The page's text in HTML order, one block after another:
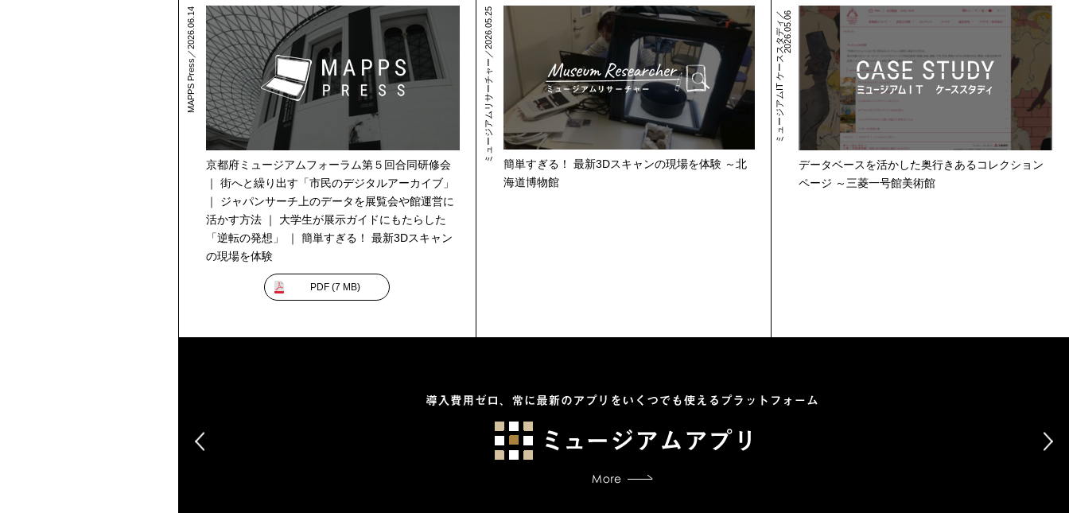
MAPPS Press／2026.06.14
京都府ミュージアムフォーラム第５回合同研修会
｜ 街へと繰り出す「市民のデジタルアーカイブ」
｜ ジャパンサーチ上のデータを展覧会や館運営に
活かす方法 ｜ 大学生が展示ガイドにもたらした
「逆転の発想」 ｜ 簡単すぎる！ 最新3Dスキャン
の現場を体験
PDF (7 MB)
ミュージアムリサーチャー／2026.05.25
簡単すぎる！ 最新3Dスキャンの現場を体験 ～北
海道博物館
ミ
ュ
ー
ジ
ア
ム
I
T
ケ
ー
ス
ス
タ
デ
ィ
／
2
0
2
6
.
0
5
.
06
データベースを活かした奥行きあるコレクション
ページ ～三菱一号館美術館